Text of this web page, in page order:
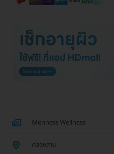
Menness Wellness
คลองสาน